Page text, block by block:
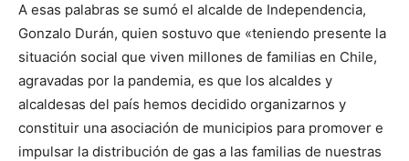
A esas palabras se sumó el alcalde de Independencia,
Gonzalo Durán, quien sostuvo que «teniendo presente la
situación social que viven millones de familias en Chile,
agravadas por la pandemia, es que los alcaldes y
alcaldesas del país hemos decidido organizarnos y
constituir una asociación de municipios para promover e
impulsar la distribución de gas a las familias de nuestras